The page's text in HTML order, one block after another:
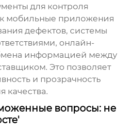
для контроля
мобильные приложения
дефектов, системы
онлайн-
информацией между
Это позволяет
и прозрачность
качества.
вопросы: не